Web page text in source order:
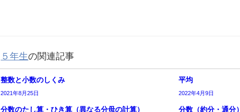
５年生の関連記事
整数と小数のしくみ
2021年8月25日
平均
2022年4月9日
分数のたし算・ひき算（異なる分母の計算） 分数（約分・通分）